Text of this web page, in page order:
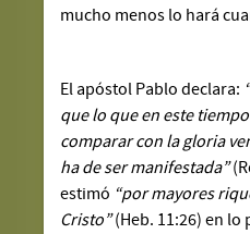
mucho menos lo hará
El apóstol Pablo declara:
que lo que en este
comparar con la gloria
ha de ser manifestada”
estimó “por mayores
Cristo”(Heb. 11:26) en lo